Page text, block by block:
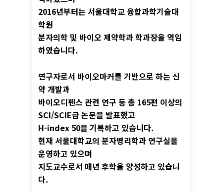
2016년부터는 서울대학교 융합과학기술대
학원
분자의학 및 바이오 제약학과 학과장을 역임
하였습니다.
연구자로서 바이오마커를 기반으로 하는 신
약 개발과
바이오디펜스 관련 연구 등 총 165편 이상의
SCI/SCIE급 논문을 발표했고
H-index 50을 기록하고 있습니다.
현재 서울대학교의 분자병리학과 연구실을
운영하고 있으며
지도교수로서 매년 후학을 양성하고 있습니
다.